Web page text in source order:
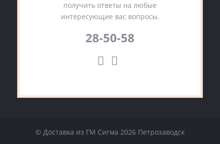
получить ответы на любые
интересующие вас вопросы.
28-50-58
© Доставка из ГМ Сигма 2026 Петрозаводск